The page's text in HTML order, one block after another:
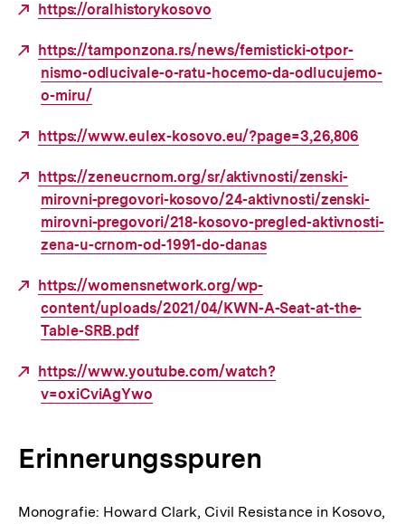
Externer
https://oralhistorykosovo
Externer
Link:
https://tamponzona.rs/news/femisticki-otpor-
nismo-odlucivale-o-ratu-hocemo-da-odlucujemo-
o-miru/
Externer
https://www.eulex-kosovo.eu/?page=3,26,806
Externer
Link:
https://zeneucrnom.org/sr/aktivnosti/zenski-
mirovni-pregovori-kosovo/24-aktivnosti/zenski-
mirovni-pregovori/218-kosovo-pregled-aktivnosti-
zena-u-crnom-od-1991-do-danas
Externer
Link:
https://womensnetwork.org/wp-
content/uploads/2021/04/KWN-A-Seat-at-the-
Table-SRB.pdf
Externer
Link:
https://www.youtube.com/watch?
v=oxiCviAgYwo
Erinnerungsspuren
Monografie: Howard Clark, Civil Resistance in Kosovo,